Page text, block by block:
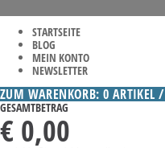
STARTSEITE
BLOG
MEIN KONTO
NEWSLETTER
ZUM WARENKORB: 0 ARTIKEL
GESAMTBETRAG
€ 0,00